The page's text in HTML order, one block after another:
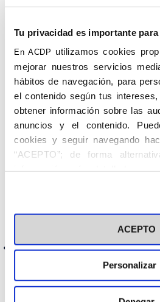
Tu privacidad es importante
En ACDP utilizamos cookies
mejorar nuestros servicios
hábitos de navegación, para
el contenido según tus
obtener información sobre las
anuncios y el contenido.
cookies y seguir navegando
“ACEPTO”; de forma
información más detallada y
en el botón "Personalizar". Para
visitar nuestra Política de Cookies
ACEPTO
Personalizar
periodo grecolatino hasta lo que de él
abriendo puertas a la libertad a lo
consentimiento de los contrayentes o
tras la creación de las universidades
Anterior